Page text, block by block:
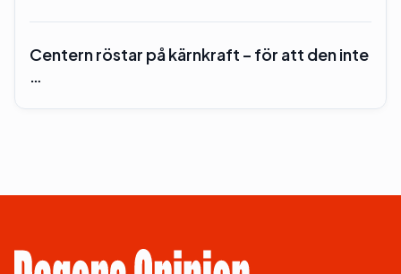
Centern röstar på kärnkraft – för att den inte
…